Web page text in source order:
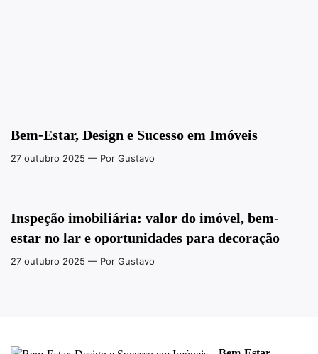
Bem-Estar, Design e Sucesso em Imóveis
27 outubro 2025 — Por Gustavo
Inspeção imobiliária: valor do imóvel, bem-
estar no lar e oportunidades para decoração
27 outubro 2025 — Por Gustavo